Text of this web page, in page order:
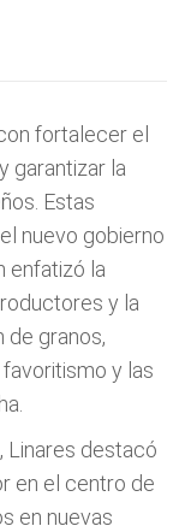
fortalecer el
garantizar la
Estas
nuevo gobierno
enfatizó la
y la
de granos,
y las
Linares destacó
en el centro de
en nuevas